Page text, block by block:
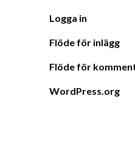
Logga in
Flöde för inlägg
Flöde för
WordPress.org